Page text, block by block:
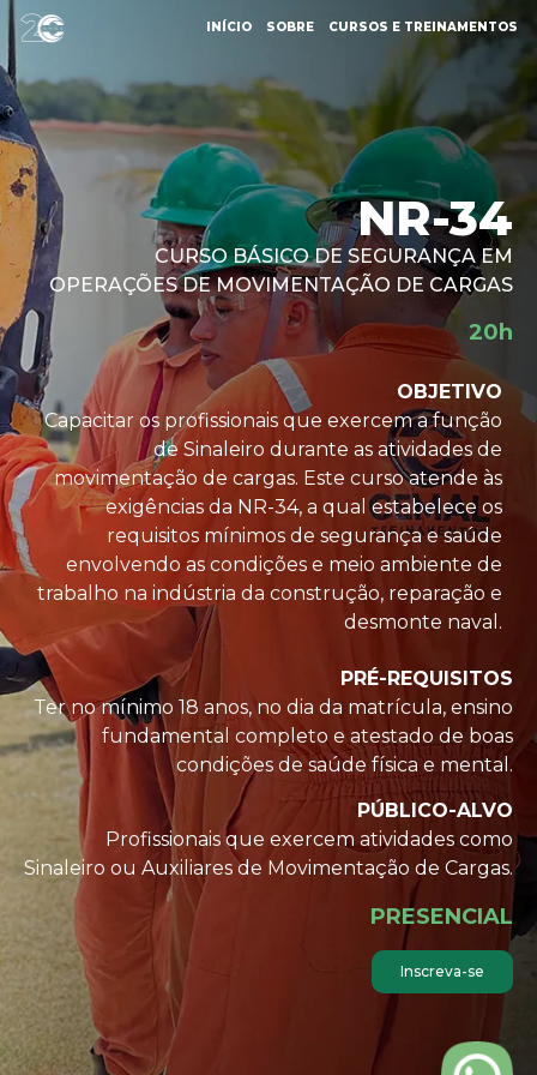
INÍCIO SOBRE CURSOS E TREINAMENTOS
NR-34
CURSO BÁSICO DE SEGURANÇA EM
OPERAÇÕES DE MOVIMENTAÇÃO DE CARGAS
20h
OBJETIVO
Capacitar os profissionais que exercem a função
de Sinaleiro durante as atividades de
movimentação de cargas. Este curso atende às
exigências da NR-34, a qual estabelece os
requisitos mínimos de segurança e saúde
envolvendo as condições e meio ambiente de
trabalho na indústria da construção, reparação e
desmonte naval.
PRÉ-REQUISITOS
Ter no mínimo 18 anos, no dia da matrícula, ensino
fundamental completo e atestado de boas
condições de saúde física e mental.
PÚBLICO-ALVO
Profissionais que exercem atividades como
Sinaleiro ou Auxiliares de Movimentação de Cargas.
PRESENCIAL
Inscreva-se